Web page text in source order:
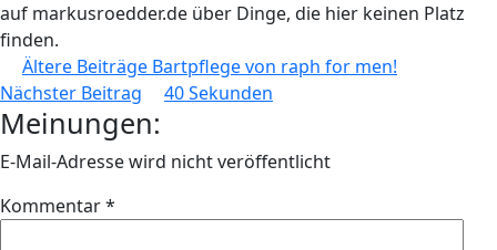
auf markusroedder.de über Dinge, die hier keinen Platz
finden.
Beitragsnavigation
Ältere Beiträge Bartpflege von raph for men!
Nächster Beitrag
40 Sekunden
Meinungen:
E-Mail-Adresse wird nicht veröffentlicht
Kommentar*